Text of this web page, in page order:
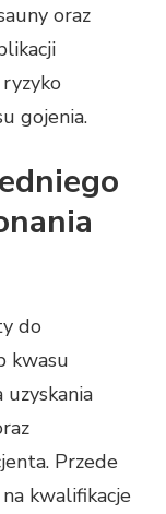
oraz
gojenia.
do
kwasu
Przede
kwalifikacje